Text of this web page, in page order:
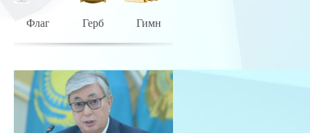
Флаг Герб Гимн